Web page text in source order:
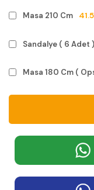
Masa 210 Cm
Sandalye ( 6 Adet )
Masa 180 Cm (